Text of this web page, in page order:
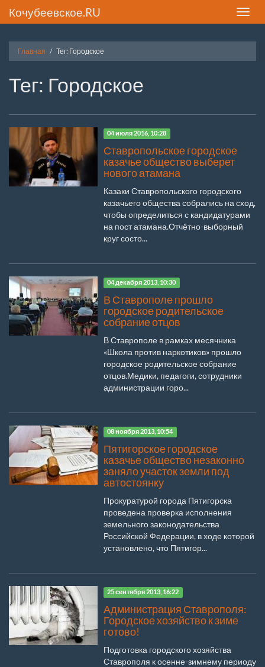
Toggle
Кочубеевское.RU
Главная Тег: Городское
Тег: Городское
04 июля 2016, 10:28
Ставропольское городское
казачье общество выберет
нового атамана
Казаки Ставропольского городского
казачьего общества собрались на сход,
чтобы определиться с кандидатурами
на пост атамана.Отчётно-выборный
круг состо...
04 декабря 2013, 10:30
В Ставрополе прошло
городское родительское
собрание отцов
В Ставрополе в рамках месячника
«Школа против наркотиков» прошло
городское родительское собрание
отцов.Медики, педагоги, сотрудники
администрации горо...
08 ноября 2013, 10:54
Пятигорское городское
казачье общество незаконно
заняло участок земли под
автостоянку
Прокуратурой города Пятигорска
проведена проверка исполнения
земельного законодательства
Российской Федерации, в ходе которой
установлено, что Пятигор...
25 сентября 2013, 16:22
Администрация Ставрополя:
Городское хозяйство к зиме
готово!
Подготовка городского хозяйства
Ставрополя к осенне-зимнему периоду